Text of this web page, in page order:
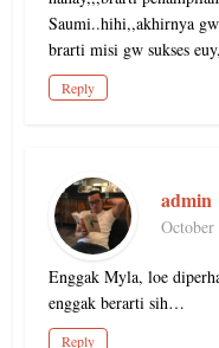
Saumi..hihi,,akhirnya
brarti misi gw sukses
Reply
admin
Enggak Myla, loe
enggak berarti sih…
Reply